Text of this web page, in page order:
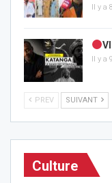
Il y a
Il y a
PREV SUIVANT
Culture